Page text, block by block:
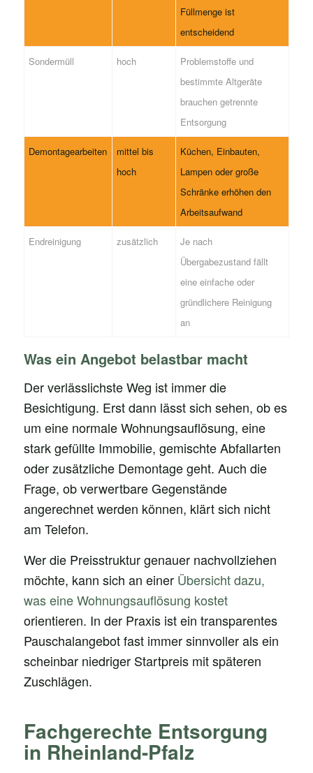
Füllmenge ist
entscheidend
Sondermüll hoch
Problemstoffe und
bestimmte Altgeräte
brauchen getrennte
Entsorgung
Demontagearbeiten
mittel bis
hoch
Küchen, Einbauten,
Lampen oder große
Schränke erhöhen den
Arbeitsaufwand
Endreinigung zusätzlich
Je nach
Übergabezustand fällt
eine einfache oder
gründlichere Reinigung
an
Was ein Angebot belastbar macht
Der verlässlichste Weg ist immer die
Besichtigung. Erst dann lässt sich sehen, ob es
um eine normale Wohnungsauflösung, eine
stark gefüllte Immobilie, gemischte Abfallarten
oder zusätzliche Demontage geht. Auch die
Frage, ob verwertbare Gegenstände
angerechnet werden können, klärt sich nicht
am Telefon.
Wer die Preisstruktur genauer nachvollziehen
möchte, kann sich an einer Übersicht dazu,
was eine Wohnungsauflösung kostet
orientieren. In der Praxis ist ein transparentes
Pauschalangebot fast immer sinnvoller als ein
scheinbar niedriger Startpreis mit späteren
Zuschlägen.
Fachgerechte Entsorgung
in Rheinland-Pfalz